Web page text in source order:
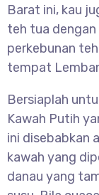
Barat ini, kau
teh tua dengan
perkebunan
tempat
Bersiaplah
Kawah Putih
ini disebabkan
kawah yang
danau yang